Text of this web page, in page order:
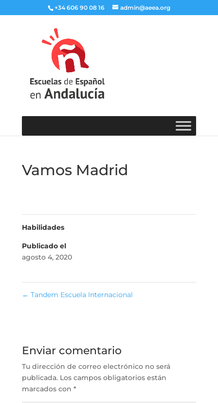
+34 606 90 08 16 admin@aeea.org
Vamos Madrid
Habilidades
Publicado el
agosto 4, 2020
← Tandem Escuela Internacional
Enviar comentario
Tu dirección de correo electrónico no será
publicada. Los campos obligatorios están
marcados con *